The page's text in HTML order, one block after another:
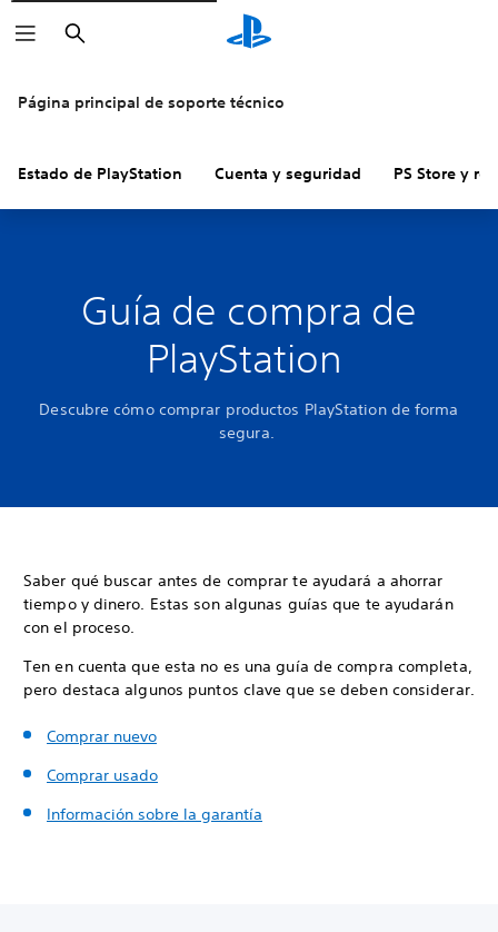
Buscar
Página principal de soporte técnico
Estado de PlayStation Cuenta y seguridad PS Store y
Guía de compra de
PlayStation
Descubre cómo comprar productos PlayStation de forma
segura.
Saber qué buscar antes de comprar te ayudará a ahorrar
tiempo y dinero. Estas son algunas guías que te ayudarán
con el proceso.
Ten en cuenta que esta no es una guía de compra completa,
pero destaca algunos puntos clave que se deben considerar.
Comprar nuevo
Comprar usado
Información sobre la garantía